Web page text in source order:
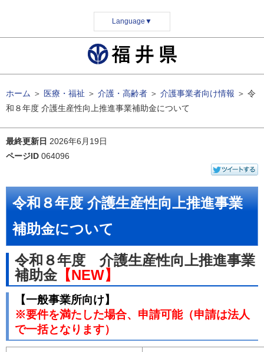
Language ▼
ホーム ＞ 医療・福祉 ＞ 介護・高齢者 ＞ 介護事業者向け情報 ＞ 令
和８年度 介護生産性向上推進事業補助金について
最終更新日 2026年6月19日
ページID 064096
令和８年度 介護生産性向上推進事業
補助金について
令和８年度 介護生産性向上推進事業
補助金【NEW】
【一般事業所向け】
※要件を満たした場合、申請可能（申請は法人
で一括となります）